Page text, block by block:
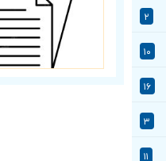
۲
۱۰
۱۶
۳
۱۱